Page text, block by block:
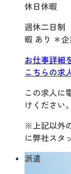
休日休暇
週休二日制
暇 あり ＊
お仕事詳細
こちらの求
この求人に
けください。
※上記以外
に弊社スタ
派遣